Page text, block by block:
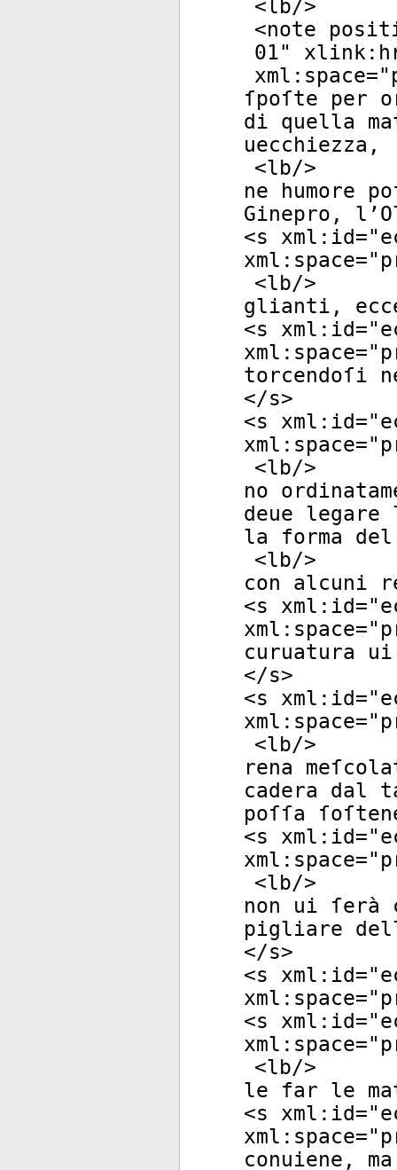
<lb/>
<note
01"
xml:space="
ſpoſte per
di quella
uecchiezza,
<lb/>
ne humore
Ginepro,
<s xml:id="
xml:space="
<lb/>
glianti,
<s xml:id="
xml:space="
torcendoſi
</s>
<s xml:id="
xml:space="
<lb/>
no
deue legare
la forma
<lb/>
con alcuni
<s xml:id="
xml:space="
curuatura
</s>
<s xml:id="
xml:space="
<lb/>
rena
cadera dal
poſſa
<s xml:id="
xml:space="
<lb/>
non ui ſerà
pigliare
</s>
<s xml:id="
xml:space="
<s xml:id="
xml:space="
<lb/>
le far le
<s xml:id="
xml:space="
conuiene,